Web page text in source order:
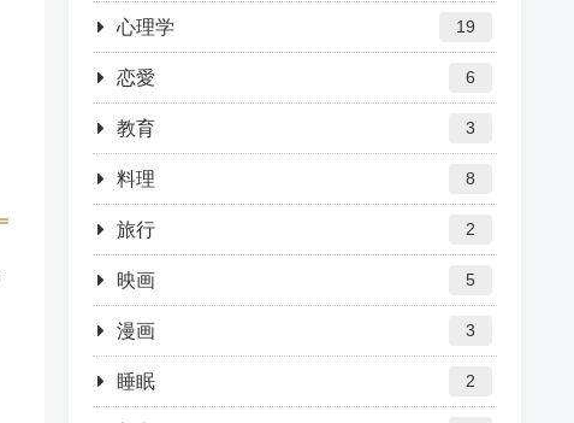
心理学 19
恋愛 6
教育 3
料理 8
旅行 2
映画 5
漫画 3
睡眠 2